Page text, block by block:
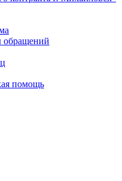
обращений
помощь